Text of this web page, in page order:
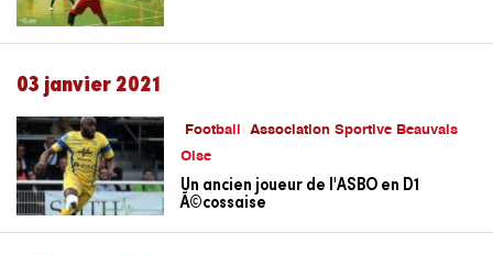
03 janvier 2021
Football
Association Sportive Beauvais
Oise
Un ancien joueur de l'ASBO en D1
Ã©cossaise